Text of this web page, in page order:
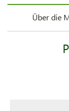
Über die